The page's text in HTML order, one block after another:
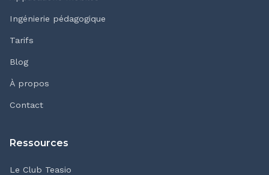
Ingénierie pédagogique
Tarifs
Blog
À propos
Contact
Ressources
Le Club Teasio